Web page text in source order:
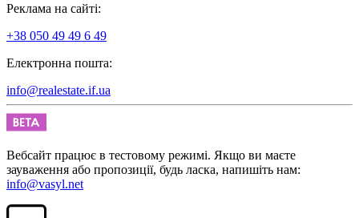
Реклама на сайті:
+38 050 49 49 6 49
Електронна пошта:
info@realestate.if.ua
Вебсайт працює в тестовому режимі. Якщо ви маєте
зауваження або пропозиції, будь ласка, напишіть нам:
info@vasyl.net